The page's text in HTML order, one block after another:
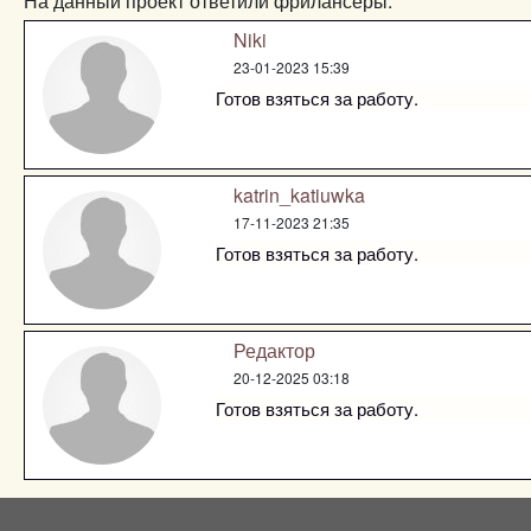
Niki
23-01-2023 15:39
Готов взяться за работу.
katrin_katiuwka
17-11-2023 21:35
Готов взяться за работу.
Редактор
20-12-2025 03:18
Готов взяться за работу.